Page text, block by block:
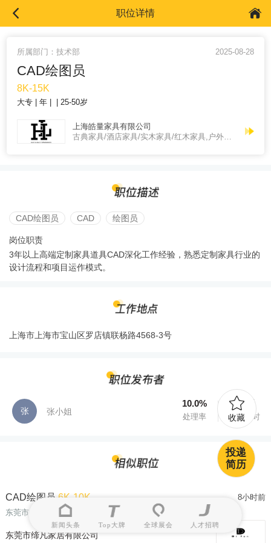
职位详情
所属部门：技术部 2025-08-28
CAD绘图员
8K-15K
大专 年 25-50岁
上海皓量家具有限公司
古典家具/酒店家具/实木家具/红木家具,户外家具/藤家具/竹家具,办公家具/公共/学校/医院/实验室家具
CAD绘图员 CAD 绘图员
岗位职责
3年以上高端定制家具道具CAD深化工作经验，熟悉定制家具行业的
设计流程和项目运作模式。
上海市上海市宝山区罗店镇联杨路4568-3号
张 张小姐
10.0%
处理率
5.1天
处理用时
CAD绘图员 6K-10K
8小时前
东莞市
| 20-45岁 | 大专
东莞市缔凡家居有限公司
新闻头条 Top大牌 全球展会 人才招聘
收藏
投递
简历